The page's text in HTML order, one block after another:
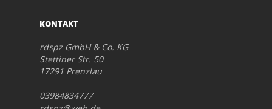
KONTAKT
rdspz GmbH & Co. KG
Stettiner Str. 50
17291 Prenzlau
03984834777